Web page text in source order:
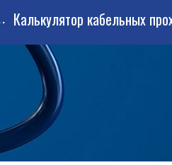
Калькулятор кабельных